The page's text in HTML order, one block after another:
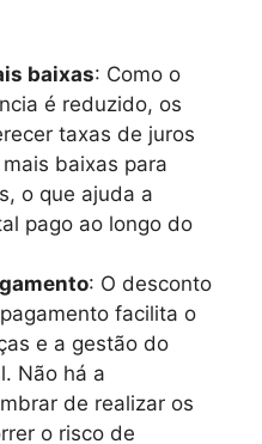
baixas: Como o
é reduzido, os
taxas de juros
baixas para
o que ajuda a
pago ao longo do
: O desconto
facilita o
e a gestão do
Não há a
de realizar os
o risco de